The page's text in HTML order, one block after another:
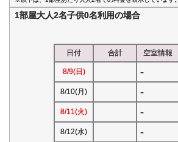
1部屋大人2名子供0名利用の場合
日付 合計 空室情報
8/9(日) -
8/10(月) -
8/11(火) -
8/12(水) -